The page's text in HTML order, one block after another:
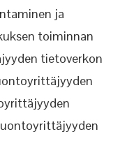
ja
toiminnan
tietoverkon